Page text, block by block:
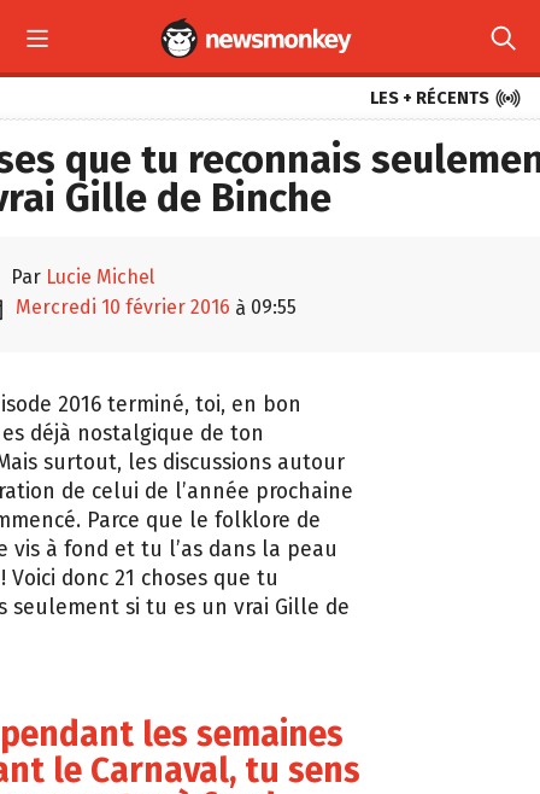
 
LES + RÉCENTS 
que tu reconnais
Gille de Binche
par Lucie Michel
mercredi 10 février 2016 à 09:55
2016 terminé, toi, en bon
déjà nostalgique de ton
surtout, les discussions autour
de celui de l’année prochaine
Parce que le folklore de
vis à fond et tu l’as dans la peau
donc 21 choses que tu
seulement si tu es un vrai Gille de
pendant les semaines
le Carnaval, tu sens